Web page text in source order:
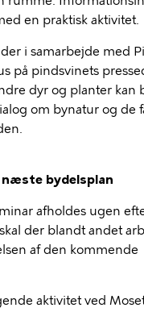
en praktisk aktivitet.
i samarbejde med
på pindsvinets
dyr og planter kan
om bynatur og de
næste bydelsplan
afholdes ugen
der blandt andet
af den kommende
aktivitet ved